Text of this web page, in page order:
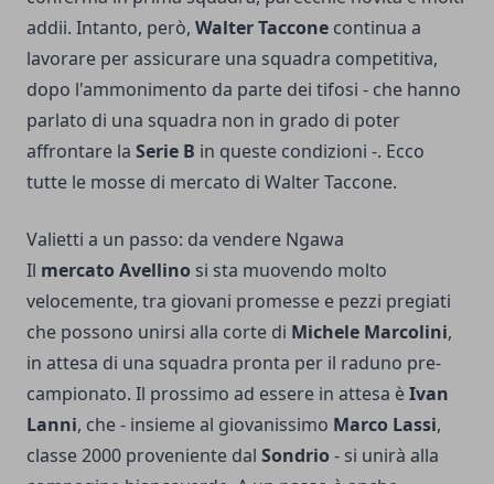
addii. Intanto, però, Walter Taccone continua a
lavorare per assicurare una squadra competitiva,
dopo l'ammonimento da parte dei tifosi - che hanno
parlato di una squadra non in grado di poter
affrontare la Serie B in queste condizioni -. Ecco
tutte le mosse di mercato di Walter Taccone.
Valietti a un passo: da vendere Ngawa
Il mercato Avellino si sta muovendo molto
velocemente, tra giovani promesse e pezzi pregiati
che possono unirsi alla corte di Michele Marcolini,
in attesa di una squadra pronta per il raduno pre-
campionato. Il prossimo ad essere in attesa èIvan
Lanni, che - insieme al giovanissimo Marco Lassi,
classe 2000 proveniente dal Sondrio - si unirà alla